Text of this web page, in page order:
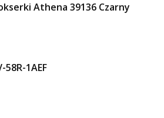
Athena 39136 Czarny
58R-1AEF